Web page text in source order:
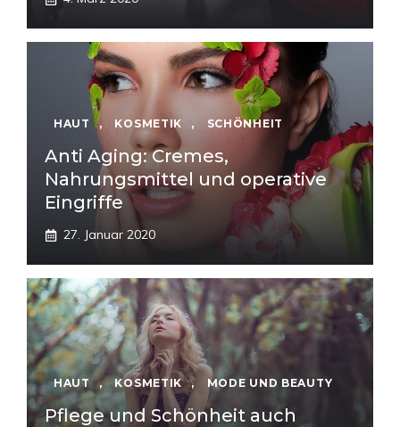
HAUT , KOSMETIK , SCHÖNHEIT
Anti Aging: Cremes,
Nahrungsmittel und operative
Eingriffe
27. Januar 2020
HAUT , KOSMETIK , MODE UND BEAUTY
Pflege und Schönheit auch